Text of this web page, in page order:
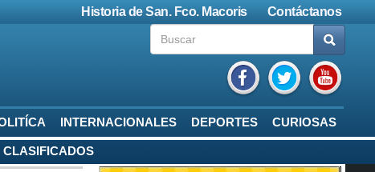
Contáctanos
Historia de San. Fco. Macoris
INTERNACIONALES DEPORTES CURIOSAS
CLASIFICADOS